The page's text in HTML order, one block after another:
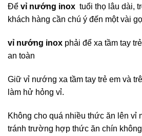
Để vỉ nướng inox tuổi thọ lâu dài,
khách hàng cần chú ý đến một vài
vỉ nướng inox phải để xa tầm tay
an toàn
Giữ vỉ nướng xa tầm tay trẻ em và
làm hử hỏng vỉ.
Không cho quá nhiều thức ăn lên vỉ
tránh trường hợp thức ăn chín